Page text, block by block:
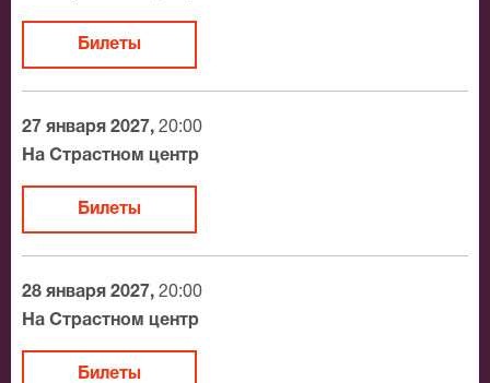
BitCoin
На нашем сайте всегда большой выбор билетов в
разные категории зрительного зала На Страстном
центр. Если не удалось найти нужные билеты на Не
подберем Вам лучшие места по доступной цене.
Билеты
27 января 2027, 20:00
На Страстном центр
Билеты
28 января 2027, 20:00
На Страстном центр
Билеты